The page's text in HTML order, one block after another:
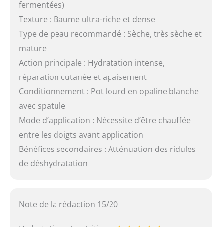
fermentées)
Texture : Baume ultra-riche et dense
Type de peau recommandé : Sèche, très sèche et
mature
Action principale : Hydratation intense,
réparation cutanée et apaisement
Conditionnement : Pot lourd en opaline blanche
avec spatule
Mode d’application : Nécessite d’être chauffée
entre les doigts avant application
Bénéfices secondaires : Atténuation des ridules
de déshydratation
Note de la rédaction 15/20